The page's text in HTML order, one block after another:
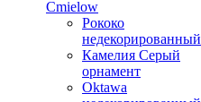
Сmielow
Рококо
недекорированный
Камелия Серый
орнамент
Oktawa